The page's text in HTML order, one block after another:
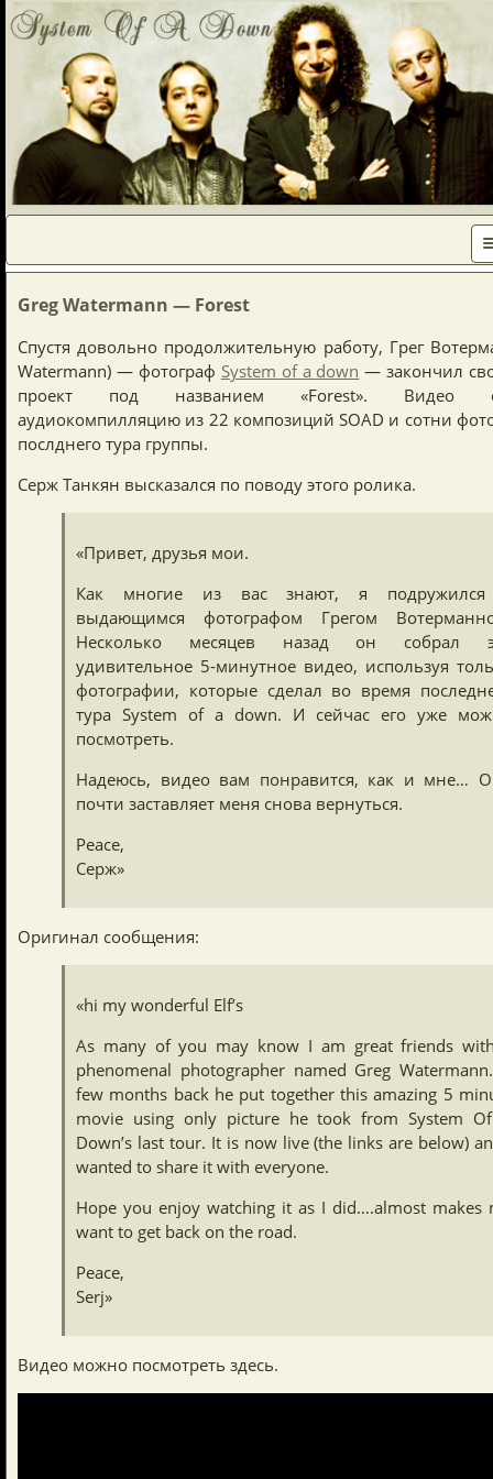
Greg Watermann — Forest
Спустя довольно продолжительную работу, Грег
Watermann) — фотограф System of a down — закончил
проект под названием «Forest». Видео
аудиокомпилляцию из 22 композиций SOAD и сотни
послднего тура группы.
Серж Танкян высказался по поводу этого ролика.
«Привет, друзья мои.
Как многие из вас знают, я
выдающимся фотографом Грегом
Несколько месяцев назад он собрал
удивительное 5-минутное видео, используя
фотографии, которые сделал во время
тура System of a down. И сейчас его уже
посмотреть.
Надеюсь, видео вам понравится, как и мне…
почти заставляет меня снова вернуться.
Peace,
Серж»
Оригинал сообщения:
«hi my wonderful Elf’s
As many of you may know I am great friends
phenomenal photographer named Greg
few months back he put together this amazing 5
movie using only picture he took from System
Down’s last tour. It is now live (the links are below)
wanted to share it with everyone.
Hope you enjoy watching it as I did….almost makes
want to get back on the road.
Peace,
Serj»
Видео можно посмотреть здесь.